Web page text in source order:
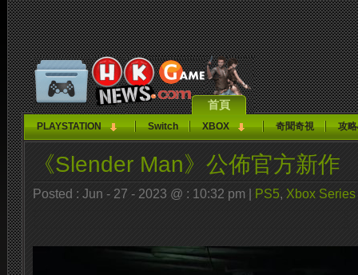
首頁
PLAYSTATION Switch XBOX 奇聞奇視 攻
《Slender Man》公佈官方新作
Posted : Jun - 27 - 2023 @ : 10:32 pm | PS5, Xbox Series